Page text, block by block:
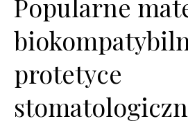
protetyce